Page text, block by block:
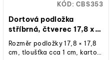
Dortová podložka
stříbrná, čtverec 17,8 x
17,8 cm, výška 10 mm
Rozměr podložky 17,8 × 17,8
cm, tloušťka cca 1 cm, karton
KÓD:CBS353